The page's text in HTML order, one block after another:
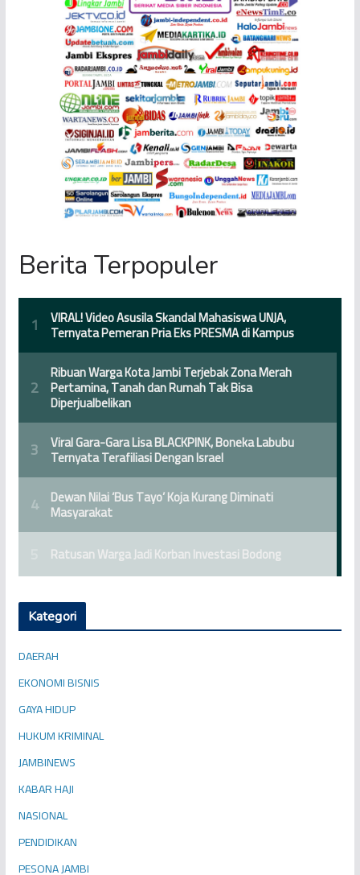
Berita Terpopuler
Kategori
DAERAH
EKONOMI BISNIS
GAYA HIDUP
HUKUM KRIMINAL
JAMBINEWS
KABAR HAJI
NASIONAL
PENDIDIKAN
PESONA JAMBI